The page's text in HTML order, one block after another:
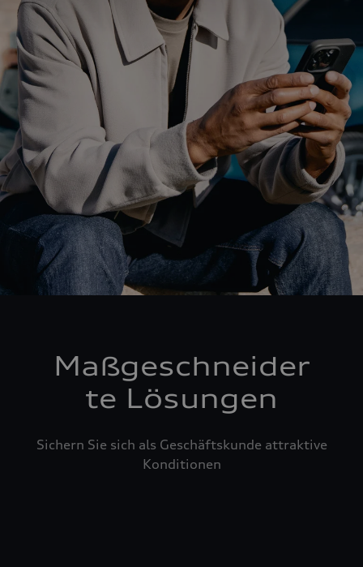
Maßgeschneider
te Lösungen
Sichern Sie sich als Geschäftskunde attraktive
Konditionen